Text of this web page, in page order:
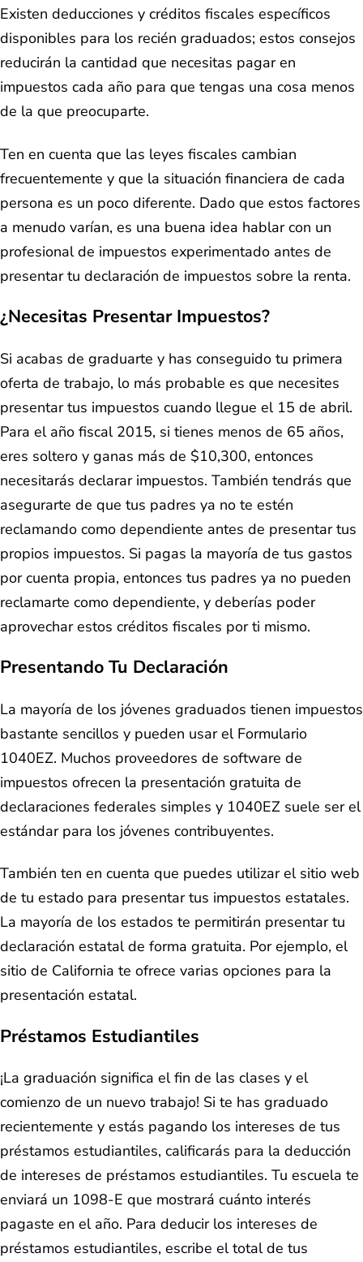
Existen deducciones y créditos fiscales específicos
disponibles para los recién graduados; estos consejos
reducirán la cantidad que necesitas pagar en
impuestos cada año para que tengas una cosa menos
de la que preocuparte.
Ten en cuenta que las leyes fiscales cambian
frecuentemente y que la situación financiera de cada
persona es un poco diferente. Dado que estos factores
a menudo varían, es una buena idea hablar con un
profesional de impuestos experimentado antes de
presentar tu declaración de impuestos sobre la renta.
¿Necesitas Presentar Impuestos?
Si acabas de graduarte y has conseguido tu primera
oferta de trabajo, lo más probable es que necesites
presentar tus impuestos cuando llegue el 15 de abril.
Para el año fiscal 2015, si tienes menos de 65 años,
eres soltero y ganas más de $10,300, entonces
necesitarás declarar impuestos. También tendrás que
asegurarte de que tus padres ya no te estén
reclamando como dependiente antes de presentar tus
propios impuestos. Si pagas la mayoría de tus gastos
por cuenta propia, entonces tus padres ya no pueden
reclamarte como dependiente, y deberías poder
aprovechar estos créditos fiscales por ti mismo.
Presentando Tu Declaración
La mayoría de los jóvenes graduados tienen impuestos
bastante sencillos y pueden usar el Formulario
1040EZ. Muchos proveedores de software de
impuestos ofrecen la presentación gratuita de
declaraciones federales simples y 1040EZ suele ser el
estándar para los jóvenes contribuyentes.
También ten en cuenta que puedes utilizar el sitio web
de tu estado para presentar tus impuestos estatales.
La mayoría de los estados te permitirán presentar tu
declaración estatal de forma gratuita. Por ejemplo, el
sitio de California te ofrece varias opciones para la
presentación estatal.
Préstamos Estudiantiles
¡La graduación significa el fin de las clases y el
comienzo de un nuevo trabajo! Si te has graduado
recientemente y estás pagando los intereses de tus
préstamos estudiantiles, calificarás para la deducción
de intereses de préstamos estudiantiles. Tu escuela te
enviará un 1098-E que mostrará cuánto interés
pagaste en el año. Para deducir los intereses de
préstamos estudiantiles, escribe el total de tus